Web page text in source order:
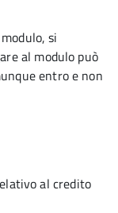
si
al modulo può
entro e non
al credito